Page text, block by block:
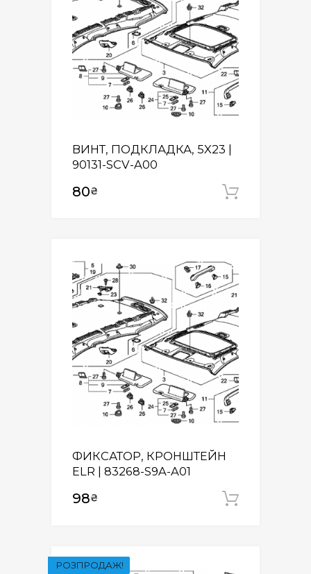
ВИНТ, ПОДКЛАДКА, 5X23 |
90131-SCV-A00
80₴
ФИКСАТОР, КРОНШТЕЙН
ЕLR | 83268-S9A-A01
98₴
РОЗПРОДАЖ!